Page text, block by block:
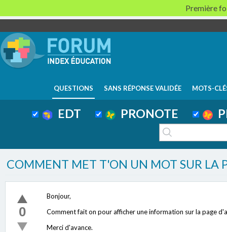
QUESTIONS SANS RÉPONSE VALIDÉE MOTS-
EDT PRONOTE
COMMENT MET T'ON UN MOT SUR LA
0
Bonjour,
Comment fait on pour afficher une information sur la page
Merci d'avance.
Première